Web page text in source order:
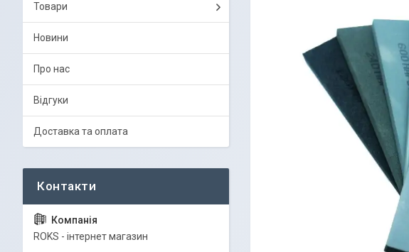
Товари
Новини
Про нас
Відгуки
Доставка та оплата
ROKS - інтернет магазин